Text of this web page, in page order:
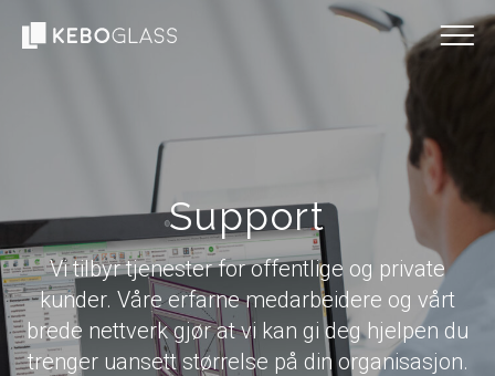
Support
Vi tilbyr tjenester for offentlige og private
kunder. Våre erfarne medarbeidere og vårt
brede nettverk gjør at vi kan gi deg hjelpen du
trenger uansett størrelse på din organisasjon.